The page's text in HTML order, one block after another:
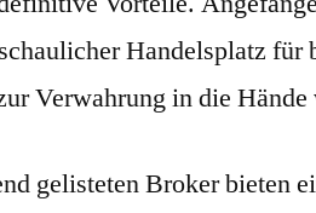
Handelsplatz für
Verwahrung in die
gelisteten Broker bieten